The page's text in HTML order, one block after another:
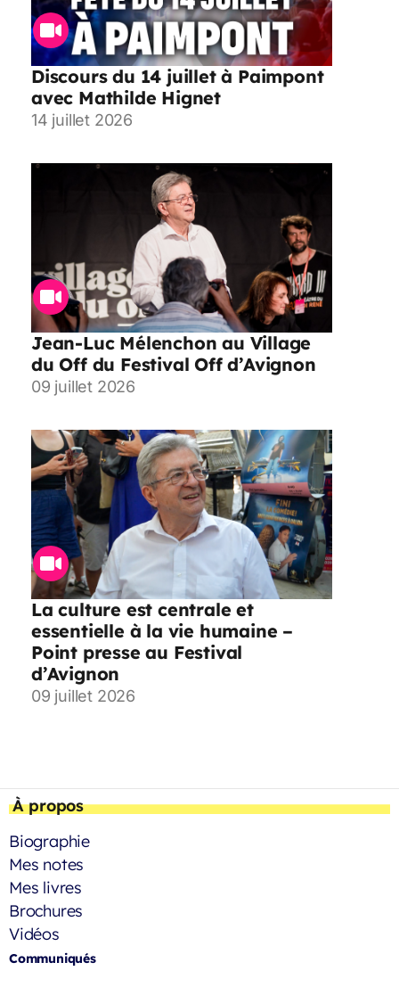
Discours du 14 juillet à Paimpont
avec Mathilde Hignet
14 juillet 2026
Jean-Luc Mélenchon au Village
du Off du Festival Off d’Avignon
09 juillet 2026
La culture est centrale et
essentielle à la vie humaine –
Point presse au Festival
d’Avignon
09 juillet 2026
À propos
Biographie
Mes notes
Mes livres
Brochures
Vidéos
Communiqués